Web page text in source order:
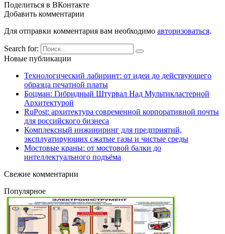
Поделиться в ВКонтакте
Добавить комментарии
Для отправки комментария вам необходимо авторизоваться.
Search for:
Новые публикации
Технологический лабиринт: от идеи до действующего
образца печатной платы
Боцман: Гибридный Штурвал Над Мультикластерной
Архитектурой
RuPost: архитектура современной корпоративной почты
для российского бизнеса
Комплексный инжиниринг для предприятий,
эксплуатирующих сжатые газы и чистые среды
Мостовые краны: от мостовой балки до
интеллектуального подъёма
Свежие комментарии
Популярное